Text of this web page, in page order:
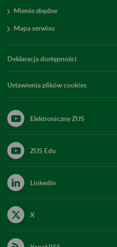
Mienie zbędne
Mapa serwisu
Deklaracja dostępności
Ustawienia plików cookies
Elektroniczny ZUS
ZUS Edu
Linkedin
X